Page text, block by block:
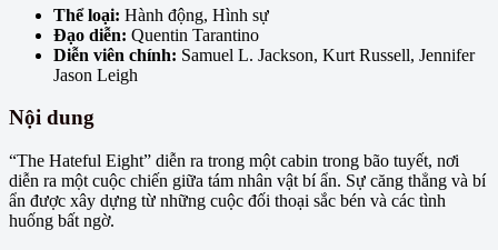
Thể loại: Hành động, Hình sự
Đạo diễn: Quentin Tarantino
Diễn viên chính: Samuel L. Jackson, Kurt Russell, Jennifer
Jason Leigh
Nội dung
“The Hateful Eight” diễn ra trong một cabin trong bão tuyết, nơi
diễn ra một cuộc chiến giữa tám nhân vật bí ẩn. Sự căng thẳng và bí
ẩn được xây dựng từ những cuộc đối thoại sắc bén và các tình
huống bất ngờ.